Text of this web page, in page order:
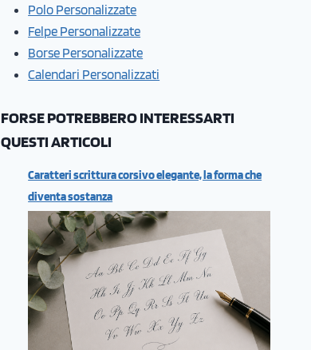
Polo Personalizzate
Felpe Personalizzate
Borse Personalizzate
Calendari Personalizzati
FORSE POTREBBERO INTERESSARTI
QUESTI ARTICOLI
Caratteri scrittura corsivo elegante, la forma che
diventa sostanza